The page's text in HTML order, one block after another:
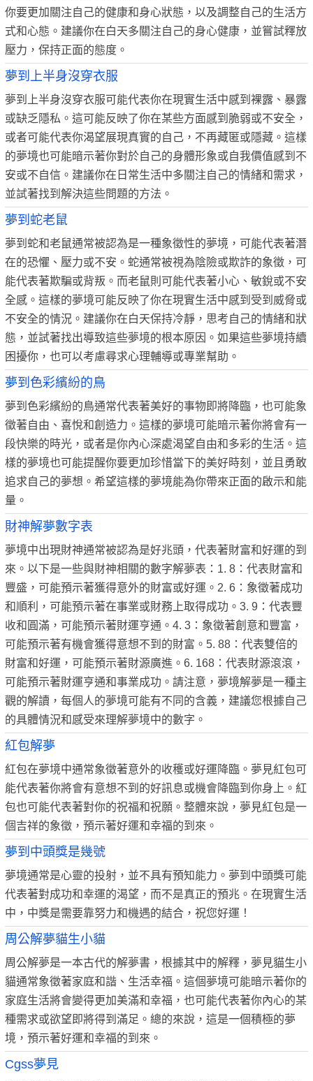
你要更加關注自己的健康和身心狀態，以及調整自己的生活方
式和心態。建議你在白天多關注自己的身心健康，並嘗試釋放
壓力，保持正面的態度。
夢到上半身沒穿衣服
夢到上半身沒穿衣服可能代表你在現實生活中感到裸露、暴露
或缺乏隱私。這可能反映了你在某些方面感到脆弱或不安全，
或者可能代表你渴望展現真實的自己，不再藏匿或隱藏。這樣
的夢境也可能暗示著你對於自己的身體形象或自我價值感到不
安或不自信。建議你在日常生活中多關注自己的情緒和需求，
並試著找到解決這些問題的方法。
夢到蛇老鼠
夢到蛇和老鼠通常被認為是一種象徵性的夢境，可能代表著潛
在的恐懼、壓力或不安。蛇通常被視為陰險或欺詐的象徵，可
能代表著欺騙或背叛。而老鼠則可能代表著小心、敏銳或不安
全感。這樣的夢境可能反映了你在現實生活中感到受到威脅或
不安全的情況。建議你在白天保持冷靜，思考自己的情緒和狀
態，並試著找出導致這些夢境的根本原因。如果這些夢境持續
困擾你，也可以考慮尋求心理輔導或專業幫助。
夢到色彩繽紛的鳥
夢到色彩繽紛的鳥通常代表著美好的事物即將降臨，也可能象
徵著自由、喜悅和創造力。這樣的夢境可能暗示著你將會有一
段快樂的時光，或者是你內心深處渴望自由和多彩的生活。這
樣的夢境也可能提醒你要更加珍惜當下的美好時刻，並且勇敢
追求自己的夢想。希望這樣的夢境能為你帶來正面的啟示和能
量。
財神解夢數字表
夢境中出現財神通常被認為是好兆頭，代表著財富和好運的到
來。以下是一些與財神相關的數字解夢表：1. 8：代表財富和
豐盛，可能預示著獲得意外的財富或好運。2. 6：象徵著成功
和順利，可能預示著在事業或財務上取得成功。3. 9：代表豐
收和圓滿，可能預示著財運亨通。4. 3：象徵著創意和豐富，
可能預示著有機會獲得意想不到的財富。5. 88：代表雙倍的
財富和好運，可能預示著財源廣進。6. 168：代表財源滾滾，
可能預示著財運亨通和事業成功。請注意，夢境解夢是一種主
觀的解讀，每個人的夢境可能有不同的含義，建議您根據自己
的具體情況和感受來理解夢境中的數字。
紅包解夢
紅包在夢境中通常象徵著意外的收穫或好運降臨。夢見紅包可
能代表著你將會有意想不到的好訊息或機會降臨到你身上。紅
包也可能代表著對你的祝福和祝願。整體來說，夢見紅包是一
個吉祥的象徵，預示著好運和幸福的到來。
夢到中頭獎是幾號
夢境通常是心靈的投射，並不具有預知能力。夢到中頭獎可能
代表著對成功和幸運的渴望，而不是真正的預兆。在現實生活
中，中獎是需要靠努力和機遇的結合，祝您好運！
周公解夢貓生小貓
周公解夢是一本古代的解夢書，根據其中的解釋，夢見貓生小
貓通常象徵著家庭和諧、生活幸福。這個夢境可能暗示著你的
家庭生活將會變得更加美滿和幸福，也可能代表著你內心的某
種需求或欲望即將得到滿足。總的來說，這是一個積極的夢
境，預示著好運和幸福的到來。
Cgss夢見